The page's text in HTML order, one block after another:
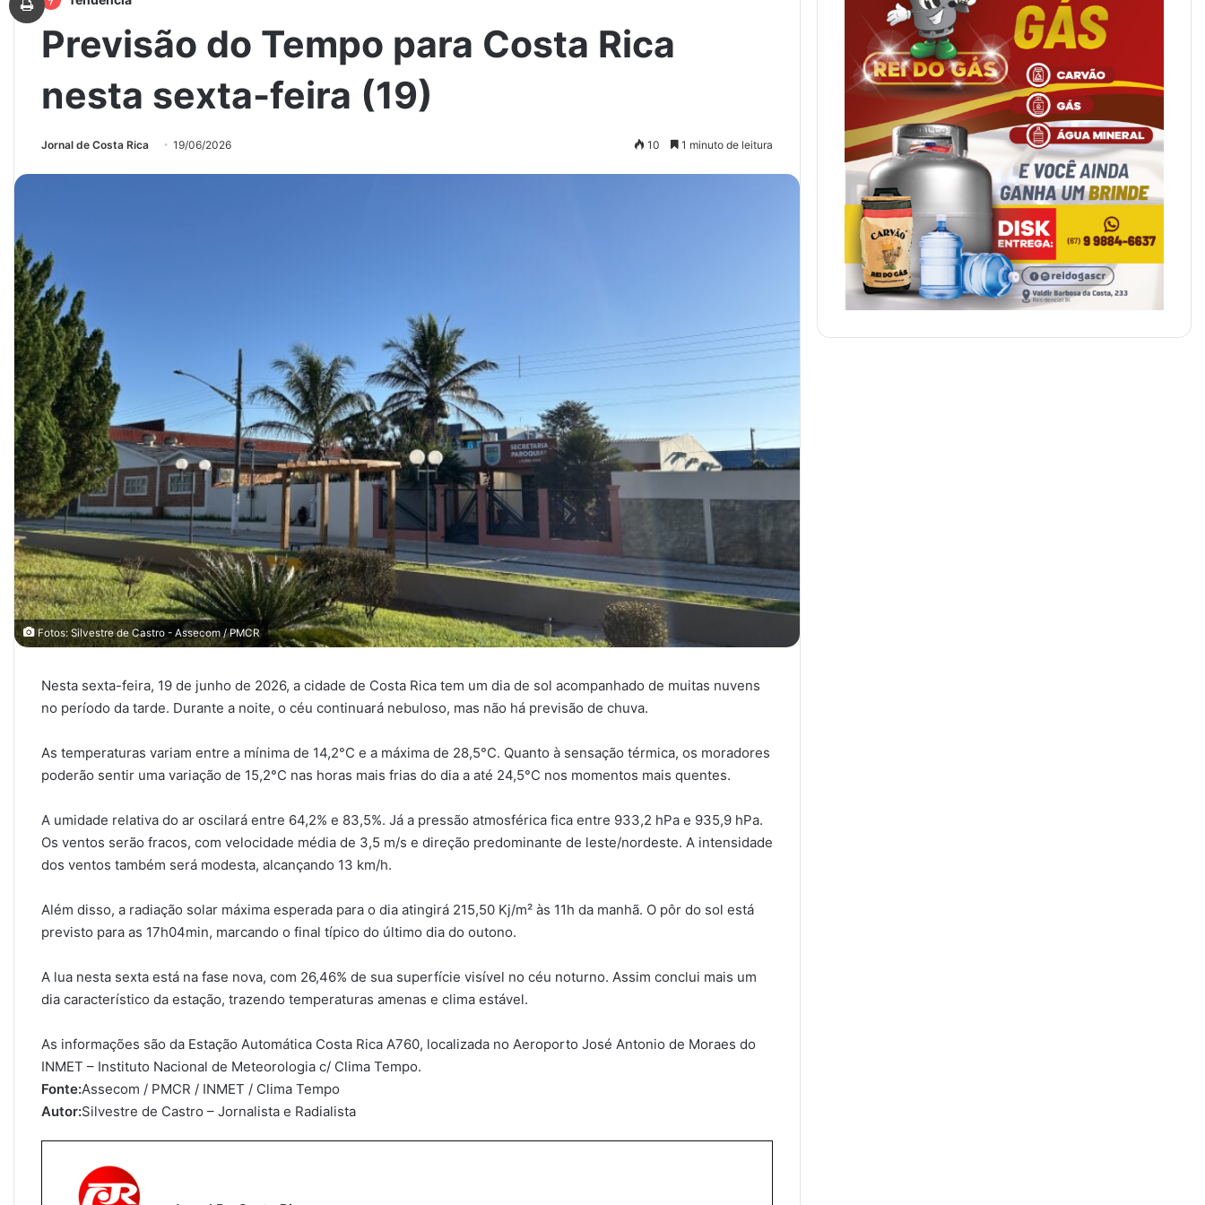
Previsão do Tempo para Costa Rica
nesta sexta-feira (19)
Jornal de Costa Rica 19/06/2026 10 1 minuto de leitura
Fotos: Silvestre de Castro - Assecom / PMCR
Nesta sexta-feira, 19 de junho de 2026, a cidade de Costa Rica tem um dia de sol acompanhado de muitas nuvens
no período da tarde. Durante a noite, o céu continuará nebuloso, mas não há previsão de chuva.
As temperaturas variam entre a mínima de 14,2°C e a máxima de 28,5°C. Quanto à sensação térmica, os moradores
poderão sentir uma variação de 15,2°C nas horas mais frias do dia a até 24,5°C nos momentos mais quentes.
A umidade relativa do ar oscilará entre 64,2% e 83,5%. Já a pressão atmosférica fica entre 933,2 hPa e 935,9 hPa.
Os ventos serão fracos, com velocidade média de 3,5 m/s e direção predominante de leste/nordeste. A intensidade
dos ventos também será modesta, alcançando 13 km/h.
Além disso, a radiação solar máxima esperada para o dia atingirá 215,50 Kj/m² às 11h da manhã. O pôr do sol está
previsto para as 17h04min, marcando o final típico do último dia do outono.
A lua nesta sexta está na fase nova, com 26,46% de sua superfície visível no céu noturno. Assim conclui mais um
dia característico da estação, trazendo temperaturas amenas e clima estável.
As informações são da Estação Automática Costa Rica A760, localizada no Aeroporto José Antonio de Moraes do
INMET – Instituto Nacional de Meteorologia c/ Clima Tempo.
Fonte:Assecom / PMCR / INMET / Clima Tempo
Autor:Silvestre de Castro – Jornalista e Radialista